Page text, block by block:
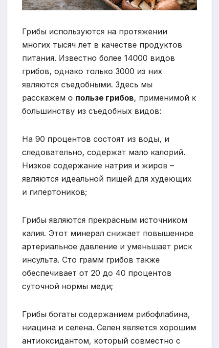
Грибы используются на протяжении
многих тысяч лет в качестве продуктов
питания. Известно более 14000 видов
грибов, однако только 3000 из них
являются съедобными. Здесь мы
расскажем о пользе грибов, применимой к
большинству из съедобных видов:
На 90 процентов состоят из воды, и
следовательно, содержат мало калорий.
Низкое содержание натрия и жиров –
являются идеальной пищей для худеющих
и гипертоников;
Грибы являются прекрасным источником
калия. Этот минерал снижает повышенное
артериальное давление и уменьшает риск
инсульта. Сто грамм грибов также
обеспечивает от 20 до 40 процентов
суточной нормы меди;
Грибы богаты содержанием рибофлабина,
ниацина и селена. Селен является хорошим
антиоксидантом, который совместно с